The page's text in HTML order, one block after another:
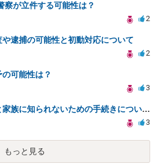
察が立件する可能性は？
2
逮捕の可能性と初動対応について
2
可能性は？
3
書類送検後の対応と家族に知られないための手続きについて相談
3
もっと見る